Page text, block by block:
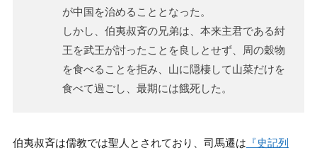
が中国を治めることとなった。
しかし、伯夷叔斉の兄弟は、本来主君である紂
王を武王が討ったことを良しとせず、周の穀物
を食べることを拒み、山に隠棲して山菜だけを
食べて過ごし、最期には餓死した。
伯夷叔斉は儒教では聖人とされており、司馬遷は 『史記列